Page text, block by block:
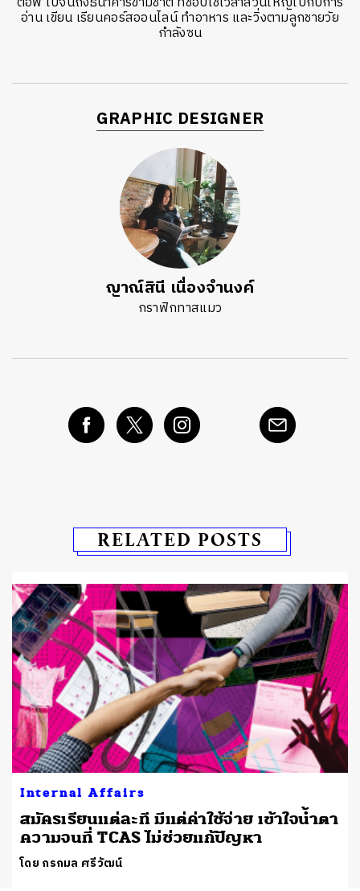
อ่าน เขียน เรียนคอร์สออนไลน์ ทำอาหาร และวิ่งตามลูกชายวัย
กำลังซน
GRAPHIC DESIGNER
ญาณ์สินี เนื่องจำนงค์
กราฟิกทาสแมว
RELATED POSTS
Internal Affairs
สมัครเรียนแต่ละที มีแต่ค่าใช้จ่าย เข้าใจน้ำตา
ความจนที่ TCAS ไม่ช่วยแก้ปัญหา
โดย กรกมล ศรีวัฒน์